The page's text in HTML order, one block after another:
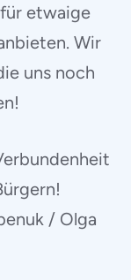
etwaige
Wir
uns noch
/ Olga